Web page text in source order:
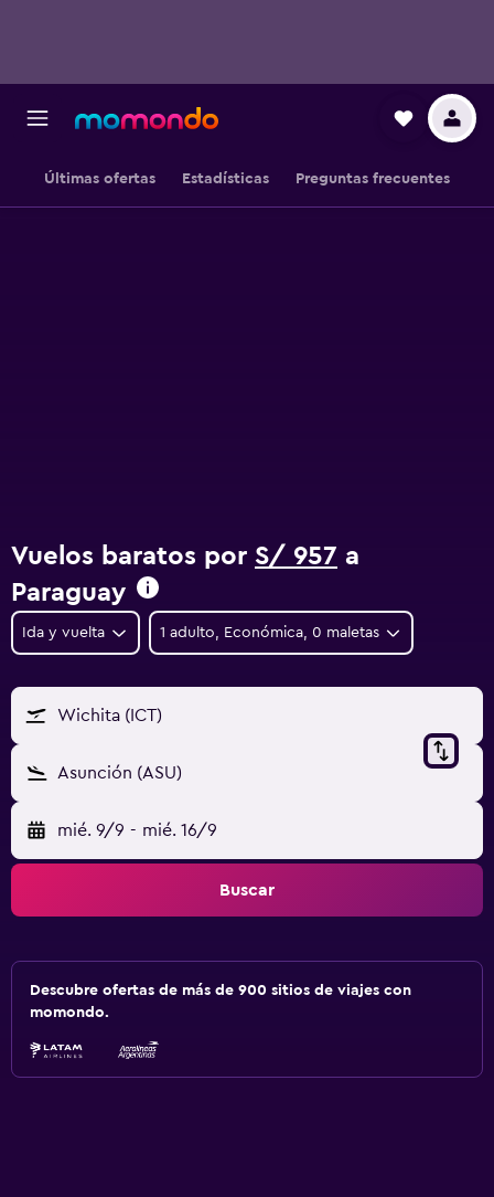
Últimas ofertas Estadísticas Preguntas frecuentes
Vuelos baratos por S/ 957 a
Paraguay
Ida y vuelta 1 adulto, Económica, 0 maletas
Wichita (ICT)
Asunción (ASU)
mié. 9/9 - mié. 16/9
Buscar
Descubre ofertas de más de 900 sitios de viajes con
momondo.